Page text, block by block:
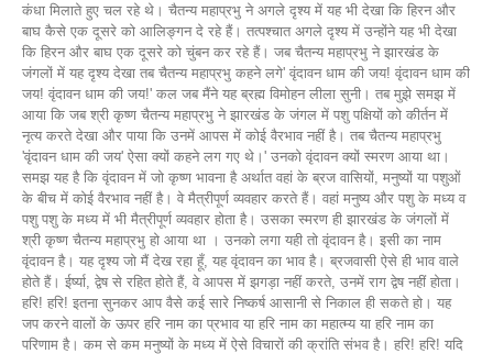
कंधा मिलाते हुए चल रहे थे। चैतन्य महाप्रभु ने अगले दृश्य में यह भी देखा कि हिरन और
बाघ कैसे एक दूसरे को आलिङ्गन दे रहे हैं। तत्पश्चात अगले दृश्य में उन्होंने यह भी देखा
कि हिरन और बाघ एक दूसरे को चुंबन कर रहे हैं। जब चैतन्य महाप्रभु ने झारखंड के
जंगलों में यह दृश्य देखा तब चैतन्य महाप्रभु कहने लगे' वृंदावन धाम की जय! वृंदावन धाम की
जय! वृंदावन धाम की जय!' कल जब मैंने यह ब्रह्म विमोहन लीला सुनी। तब मुझे समझ में
आया कि जब श्री कृष्ण चैतन्य महाप्रभु ने झारखंड के जंगल में पशु पक्षियों को कीर्तन में
नृत्य करते देखा और पाया कि उनमें आपस में कोई वैरभाव नहीं है। तब चैतन्य महाप्रभु
'वृंदावन धाम की जय' ऐसा क्यों कहने लग गए थे।' उनको वृंदावन क्यों स्मरण आया था।
समझ यह है कि वृंदावन में जो कृष्ण भावना है अर्थात वहां के ब्रज वासियों, मनुष्यों या पशुओं
के बीच में कोई वैरभाव नहीं है। वे मैत्रीपूर्ण व्यवहार करते हैं। वहां मनुष्य और पशु के मध्य व
पशु पशु के मध्य में भी मैत्रीपूर्ण व्यवहार होता है। उसका स्मरण ही झारखंड के जंगलों में
श्री कृष्ण चैतन्य महाप्रभु हो आया था । उनको लगा यही तो वृंदावन है। इसी का नाम
वृंदावन है। यह दृश्य जो मैं देख रहा हूँ, यह वृंदावन का भाव है। ब्रजवासी ऐसे ही भाव वाले
होते हैं। ईर्ष्या, द्वेष से रहित होते हैं, वे आपस में झगड़ा नहीं करते, उनमें राग द्वेष नहीं होता।
हरि! हरि! इतना सुनकर आप वैसे कई सारे निष्कर्ष आसानी से निकाल ही सकते हो। यह
जप करने वालों के ऊपर हरि नाम का प्रभाव या हरि नाम का महात्म्य या हरि नाम का
परिणाम है। कम से कम मनुष्यों के मध्य में ऐसे विचारों की क्रांति संभव है। हरि! हरि! यदि